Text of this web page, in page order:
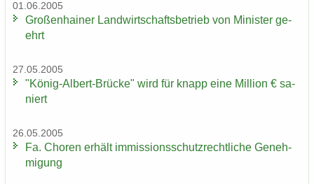
01.06.2005
Gro­ßen­hai­ner Land­wirt­schafts­be­trieb von Mi­nis­ter ge­
ehrt
27.05.2005
"König-​Albert-Brücke" wird für knapp eine Mil­li­on € sa­
niert
26.05.2005
Fa. Cho­ren er­hält im­mis­si­ons­schutz­recht­li­che Ge­neh­
mi­gung